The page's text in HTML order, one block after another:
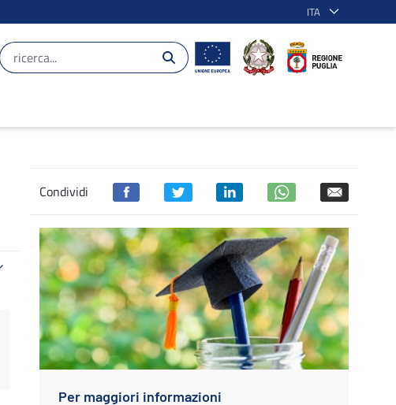
ITA
Condividi
Per maggiori informazioni